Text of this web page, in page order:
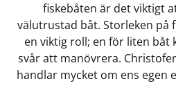
fiskebåten är det viktigt
välutrustad båt. Storleken på
en viktig roll; en för liten båt
svår att manövrera.
handlar mycket om ens egen